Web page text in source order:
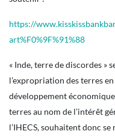
https://
art%F0%9F%91%88
« Inde, terre de discordes »
l’expropriation des terres
développement
terres au nom de l’intérêt
l’IHECS, souhaitent donc